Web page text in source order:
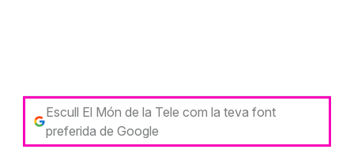
Escull El Món de la Tele com la teva font
preferida de Google